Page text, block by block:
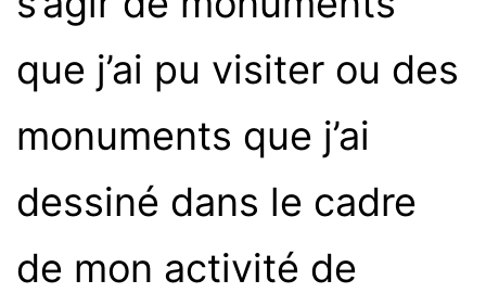
que j’ai pu visiter ou des
monuments que j’ai
dessiné dans le cadre
de mon activité de